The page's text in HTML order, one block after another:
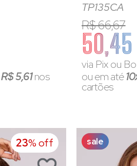
R$ 5,61nos
TP135CA
R$ 66,67
50,45
via Pix ou
ou em até
cartões
23% off sale